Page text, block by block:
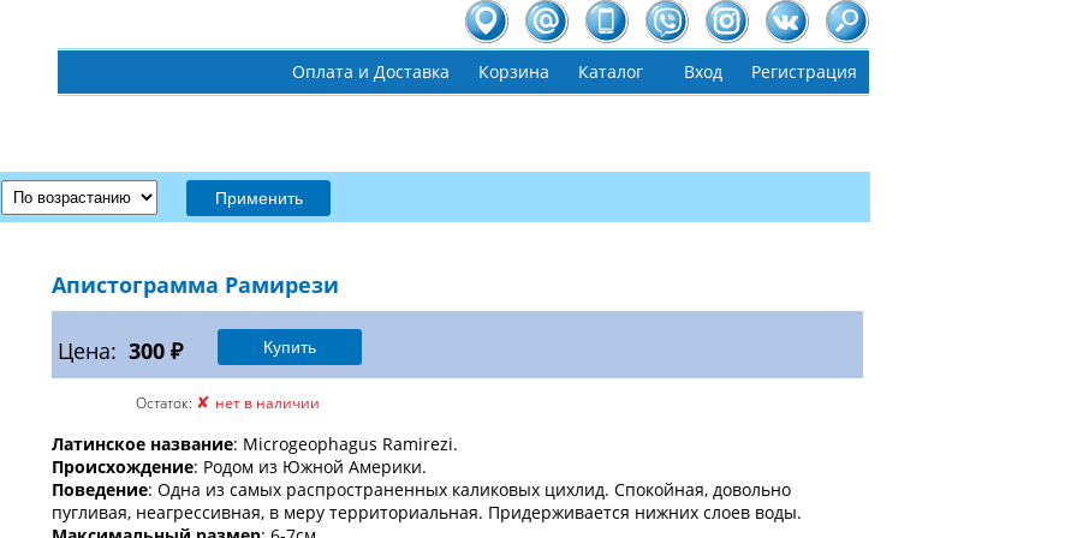
Оплата и Доставка Корзина Каталог Вход Регистрация
Апистограмма Рамирези
Цена: 300 ₽
Остаток: ✘ нет в наличии
Латинское название: Microgeophagus Ramirezi.
Происхождение: Родом из Южной Америки.
Поведение: Одна из самых распространенных каликовых цихлид. Спокойная, довольно
пугливая, неагрессивная, в меру территориальная. Придерживается нижних слоев воды.